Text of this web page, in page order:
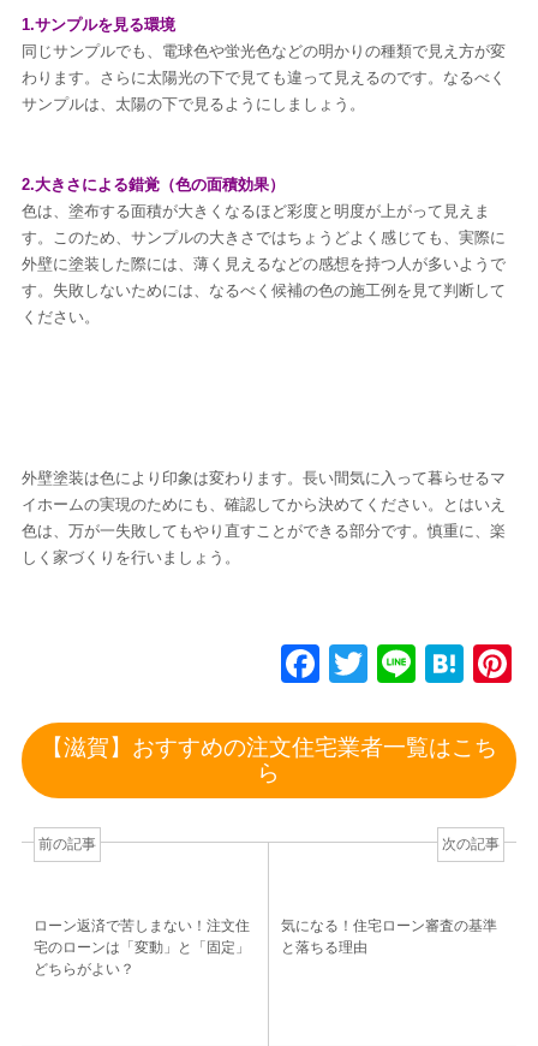
1.サンプルを見る環境
同じサンプルでも、電球色や蛍光色などの明かりの種類で見え方が変
わります。さらに太陽光の下で見ても違って見えるのです。なるべく
サンプルは、太陽の下で見るようにしましょう。
2.大きさによる錯覚（色の面積効果）
色は、塗布する面積が大きくなるほど彩度と明度が上がって見えま
す。このため、サンプルの大きさではちょうどよく感じても、実際に
外壁に塗装した際には、薄く見えるなどの感想を持つ人が多いようで
す。失敗しないためには、なるべく候補の色の施工例を見て判断して
ください。
外壁塗装は色により印象は変わります。長い間気に入って暮らせるマ
イホームの実現のためにも、確認してから決めてください。とはいえ
色は、万が一失敗してもやり直すことができる部分です。慎重に、楽
しく家づくりを行いましょう。
F
c
o
k
T
tt
Li
e
H
e
a
e
【滋賀】おすすめの注文住宅業者一覧はこち
ら
前の記事
ローン返済で苦しまない！注文住
宅のローンは「変動」と「固定」
どちらがよい？
次の記事
気になる！住宅ローン審査の基準
と落ちる理由